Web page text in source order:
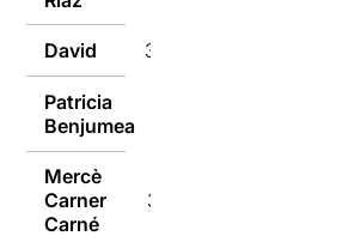
David 30/01/2018
Patricia
Benjumea
Mercè
Carner
Carné
30/01/2018